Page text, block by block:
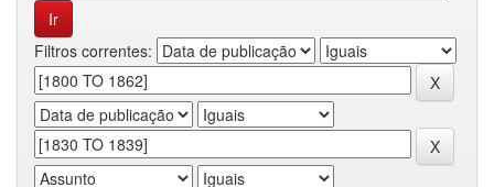
Filtros correntes: